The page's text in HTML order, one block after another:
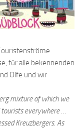
für alle bekennenden
Olfe und wir
mixture of which we
tourists everywhere …
Kreuzbergers. As